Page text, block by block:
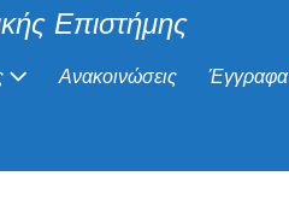
Επιστήμης
Ανακοινώσεις Έγγραφα